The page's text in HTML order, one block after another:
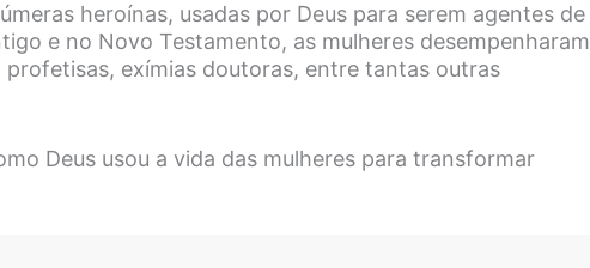
heroínas, usadas por Deus para serem agentes de
e no Novo Testamento, as mulheres desempenharam
profetisas, exímias doutoras, entre tantas outras
Deus usou a vida das mulheres para transformar